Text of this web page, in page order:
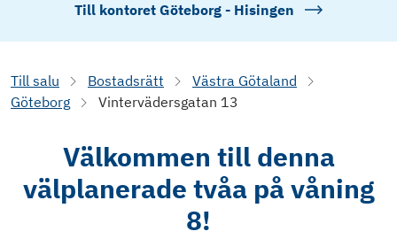
Till kontoret Göteborg - Hisingen
Till salu Bostadsrätt
Västra Götaland
Göteborg
Vintervädersgatan 13
Välkommen till denna
välplanerade tvåa på våning
8!